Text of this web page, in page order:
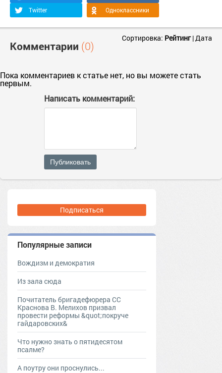
Twitter
Одноклассники
Комментарии (0)
Сортировка: Рейтинг|Дата
Пока комментариев к статье нет, но вы можете стать
первым.
Написать комментарий:
Публиковать
Подписаться
Популярные записи
Вождизм и демократия
Из зала сюда
Почитатель бригадефюрера СС
Краснова В. Мелихов призвал
провести реформы &quot;покруче
гайдаровских&
Что нужно знать о пятидесятом
псалме?
А поутру они проснулись...